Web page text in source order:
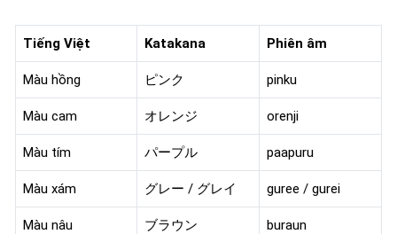
Tiếng Việt Katakana Phiên âm
Màu hồng ピンク pinku
Màu cam オレンジ orenji
Màu tím パープル paapuru
Màu xám グレー / グレイ guree / gurei
Màu nâu ブラウン buraun